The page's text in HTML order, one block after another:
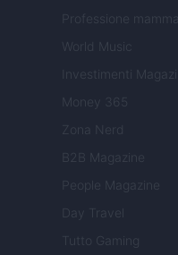
Professione mamma
World Music
Investimenti
Money 365
Zona Nerd
B2B Magazine
People Magazine
Day Travel
Tutto Gaming